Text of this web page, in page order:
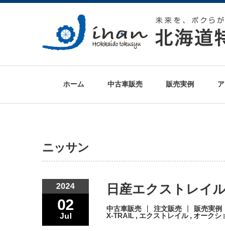
ホーム 中古車販売 販売実例
ニッサン
2024
02
Jul
日産エクストレイ
中古車販売 注文販売
販売実例
X-TRAIL , エクストレイル, オークシ